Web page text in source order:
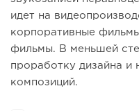
идет на
корпоративные
фильмы. В меньшей
проработку дизайна и
композиций.